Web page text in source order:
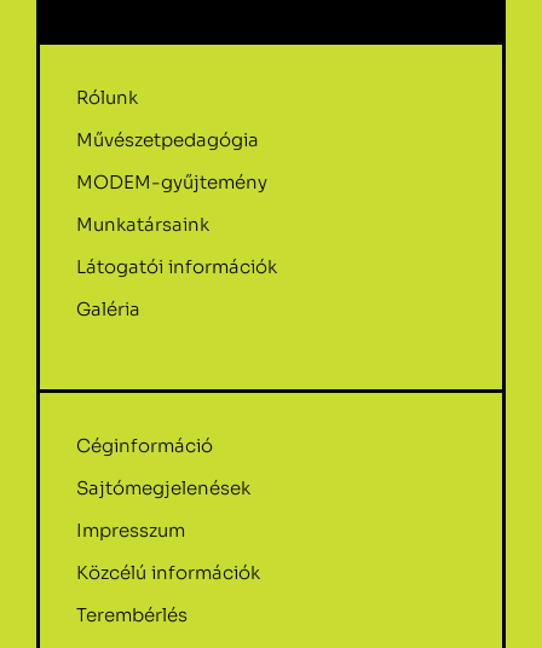
Rólunk
Művészetpedagógia
MODEM-gyűjtemény
Munkatársaink
Látogatói információk
Galéria
Céginformáció
Sajtómegjelenések
Impresszum
Közcélú információk
Terembérlés